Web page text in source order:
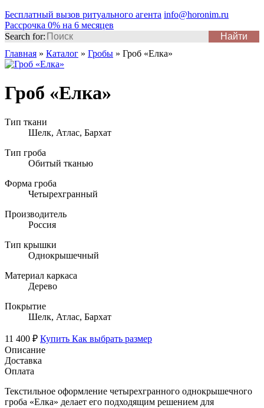
Бесплатный вызов ритуального агента info@horonim.ru
Рассрочка 0% на 6 месяцев
Search for:
Главная » Каталог » Гробы » Гроб «Елка»
Гроб «Елка»
Тип ткани
Шелк, Атлас, Бархат
Тип гроба
Обитый тканью
Форма гроба
Четырехгранный
Производитель
Россия
Тип крышки
Однокрышечный
Материал каркаса
Дерево
Покрытие
Шелк, Атлас, Бархат
11 400 ₽ Купить Как выбрать размер
Описание
Доставка
Оплата
Текстильное оформление четырехгранного однокрышечного
гроба «Елка» делает его подходящим решением для